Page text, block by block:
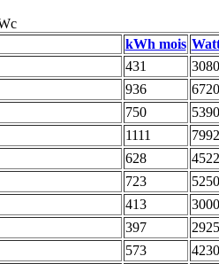
kWh mois
431 3080
936 6720
750 5390
1111 7992
628 4522
723 5250
413 3000
397 2925
573 4230